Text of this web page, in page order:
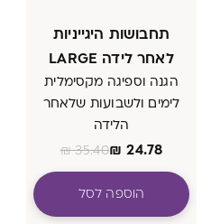
תחבושות היגייניות
לאחר לידה LARGE
הגנה וספיגה מקסימלית
לימים ולשבועות שלאחר
הלידה
₪ 24.78
₪35.40
הוספה לסל